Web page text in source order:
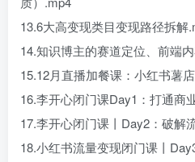
13.6大高变现类目变现路径拆解
14.知识博主的赛道定位、前端
15.12月直播加餐课：小红书薯
16.李开心闭门课Day1：打通商
17.李开心闭门课丨Day2：破解
18.小红书流量变现闭门课丨